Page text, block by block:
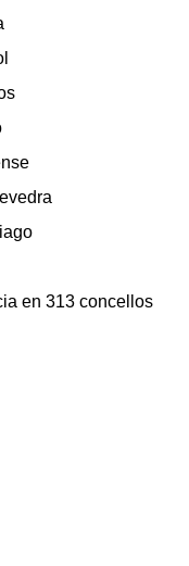
en 313 concellos